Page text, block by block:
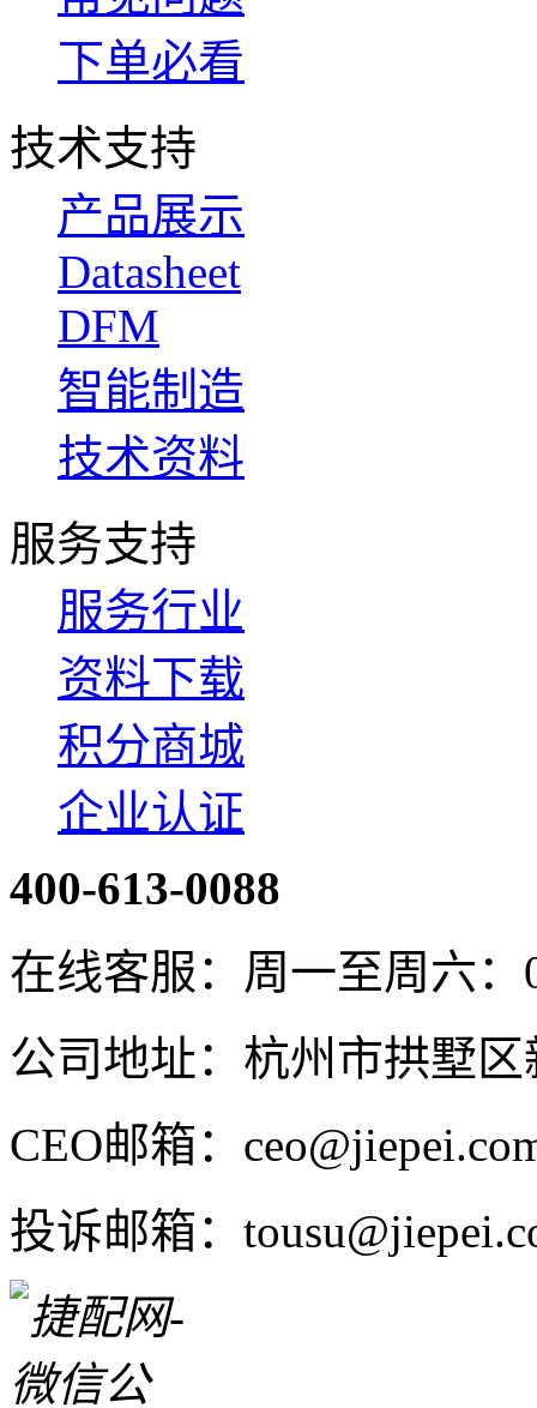
下单必看
技术支持
产品展示
Datasheet
DFM
智能制造
技术资料
服务支持
服务行业
资料下载
积分商城
企业认证
400-613-0088
在线客服：周一至周六：
公司地址：杭州市拱墅
CEO邮箱：
投诉邮箱：